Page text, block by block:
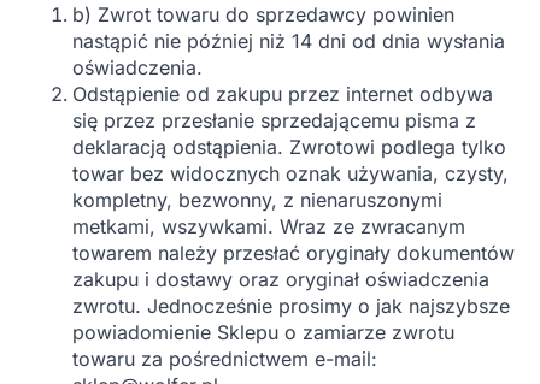
b) Zwrot towaru do sprzedawcy powinien
nastąpić nie później niż 14 dni od dnia wysłania
oświadczenia.
Odstąpienie od zakupu przez internet odbywa
się przez przesłanie sprzedającemu pisma z
deklaracją odstąpienia. Zwrotowi podlega tylko
towar bez widocznych oznak używania, czysty,
kompletny, bezwonny, z nienaruszonymi
metkami, wszywkami. Wraz ze zwracanym
towarem należy przesłać oryginały dokumentów
zakupu i dostawy oraz oryginał oświadczenia
zwrotu. Jednocześnie prosimy o jak najszybsze
powiadomienie Sklepu o zamiarze zwrotu
towaru za pośrednictwem e-mail: